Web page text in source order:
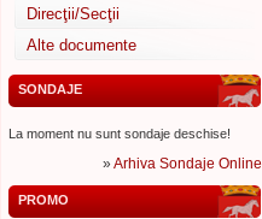
Direcţii/Secţii
Alte documente
SONDAJE
La moment nu sunt sondaje deschise!
»Arhiva Sondaje Online
PROMO